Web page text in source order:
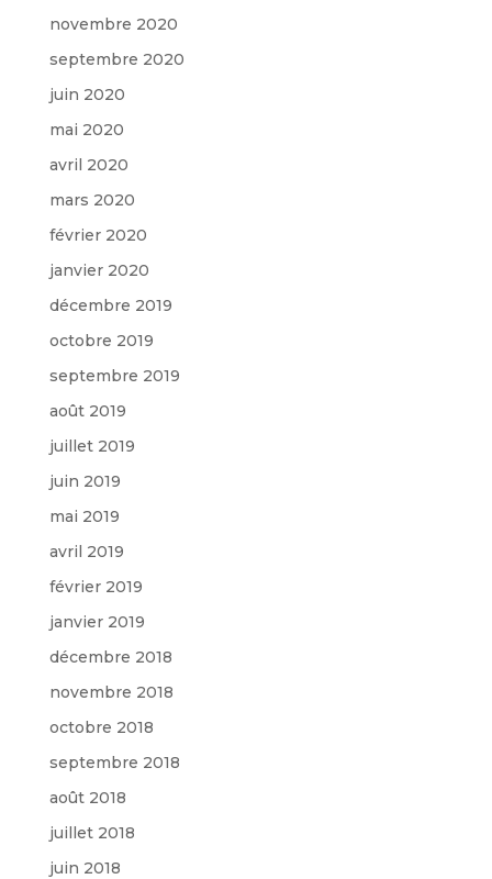
novembre 2020
septembre 2020
juin 2020
mai 2020
avril 2020
mars 2020
février 2020
janvier 2020
décembre 2019
octobre 2019
septembre 2019
août 2019
juillet 2019
juin 2019
mai 2019
avril 2019
février 2019
janvier 2019
décembre 2018
novembre 2018
octobre 2018
septembre 2018
août 2018
juillet 2018
juin 2018